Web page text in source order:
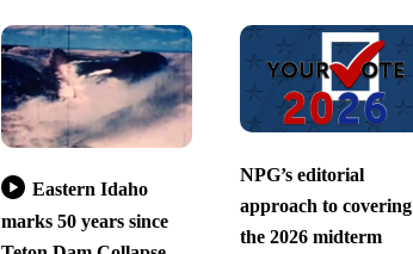
Eastern Idaho
marks 50 years since
NPG’s editorial
approach to covering
the 2026 midterm